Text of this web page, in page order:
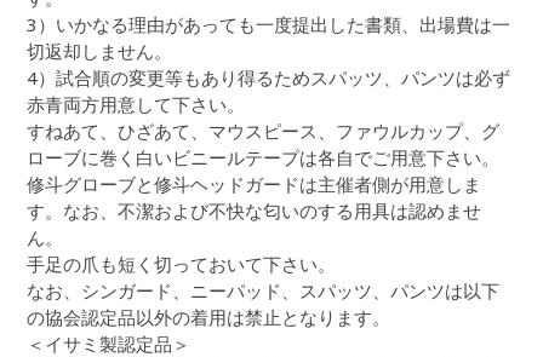
3）いかなる理由があっても一度提出した書類、出場費は一
切返却しません。
4）試合順の変更等もあり得るためスパッツ、パンツは必ず
赤青両方用意して下さい。
すねあて、ひざあて、マウスピース、ファウルカップ、グ
ローブに巻く白いビニールテープは各自でご用意下さい。
修斗グローブと修斗ヘッドガードは主催者側が用意しま
す。なお、不潔および不快な匂いのする用具は認めませ
ん。
手足の爪も短く切っておいて下さい。
なお、シンガード、ニーパッド、スパッツ、パンツは以下
の協会認定品以外の着用は禁止となります。
＜イサミ製認定品＞